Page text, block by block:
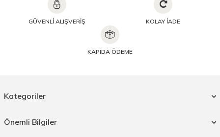
GÜVENLİ ALIŞVERİŞ KOLAY İADE
KAPIDA ÖDEME
Kategoriler
Önemli Bilgiler